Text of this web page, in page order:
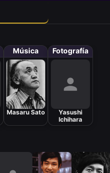
Música
Masaru Sato
Fotografía
Yasushi
Ichihara